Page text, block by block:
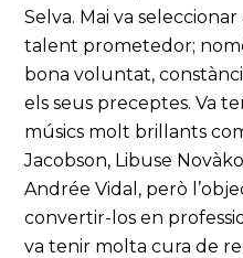
Selva. Mai va
talent prometedor;
bona voluntat,
els seus preceptes. Va
músics molt brillants
Jacobson, Libuse
Andrée Vidal, però
convertir-los en
va tenir molta cura de